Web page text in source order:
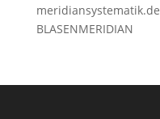
meridiansystematik.de
BLASENMERIDIAN